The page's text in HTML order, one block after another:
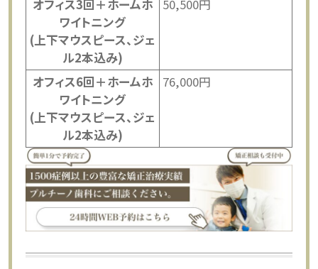
オフィス3回＋ホームホ
ワイトニング
(上下マウスピース、ジェ
ル2本込み)
50,500円
オフィス6回＋ホームホ
ワイトニング
(上下マウスピース、ジェ
ル2本込み)
76,000円